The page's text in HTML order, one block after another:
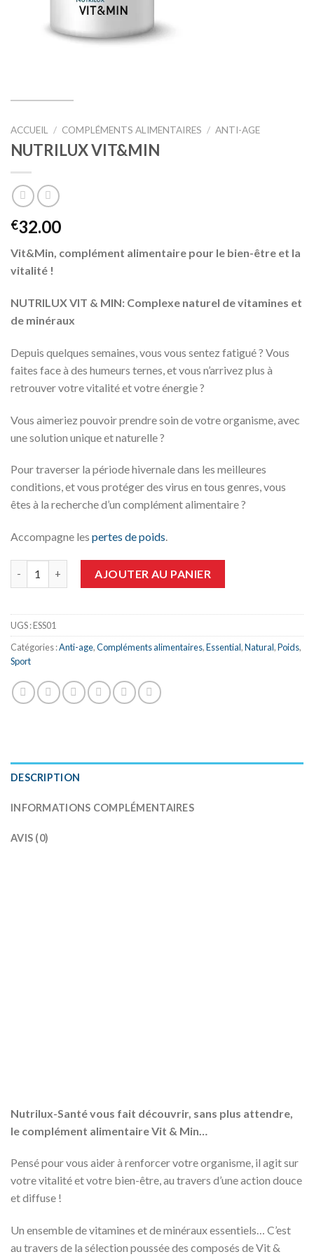
ACCUEIL / COMPLÉMENTS ALIMENTAIRES / ANTI-AGE
NUTRILUX VIT&MIN
€32.00
Vit&Min, complément alimentaire pour le bien-être et la
vitalité !
NUTRILUX VIT & MIN: Complexe naturel de vitamines et
de minéraux
Depuis quelques semaines, vous vous sentez fatigué ? Vous
faites face à des humeurs ternes, et vous n’arrivez plus à
retrouver votre vitalité et votre énergie ?
Vous aimeriez pouvoir prendre soin de votre organisme, avec
une solution unique et naturelle ?
Pour traverser la période hivernale dans les meilleures
conditions, et vous protéger des virus en tous genres, vous
êtes à la recherche d’un complément alimentaire ?
Accompagne les pertes de poids.
AJOUTER AU PANIER
UGS :ESS01
Catégories :Anti-age,Compléments alimentaires,Essential,Natural,Poids,
Sport
DESCRIPTION
INFORMATIONS COMPLÉMENTAIRES
AVIS (0)
Nutrilux-Santé vous fait découvrir, sans plus attendre,
le complément alimentaire Vit & Min…
Pensé pour vous aider à renforcer votre organisme, il agit sur
votre vitalité et votre bien-être, au travers d’une action douce
et diffuse !
Un ensemble de vitamines et de minéraux essentiels… C’est
au travers de la sélection poussée des composés de Vit &